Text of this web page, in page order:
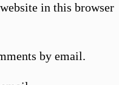
in this browser
by email.